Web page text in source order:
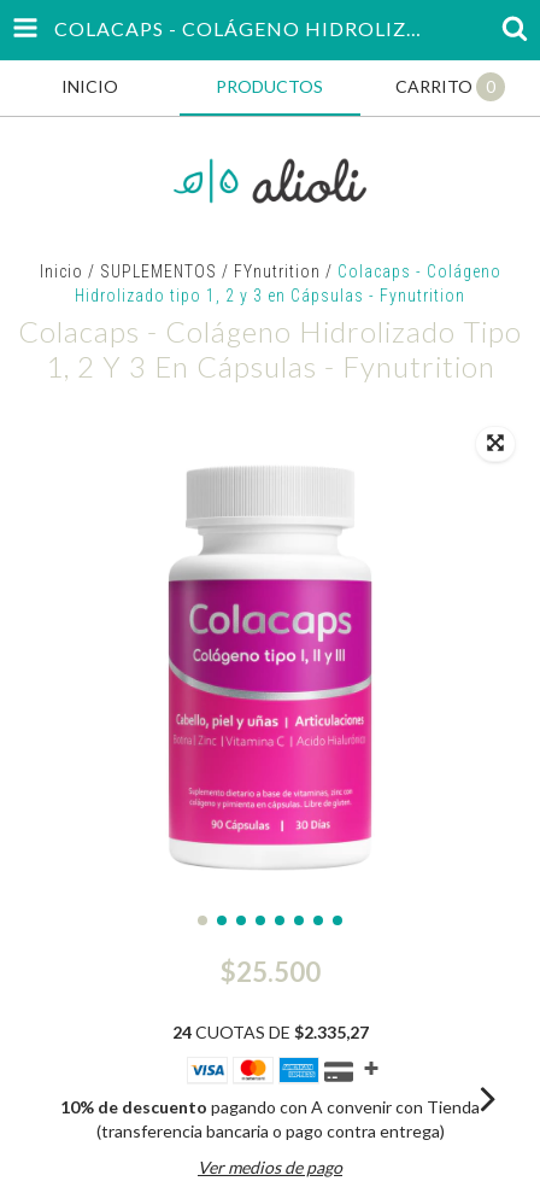
COLACAPS - COLÁGENO HIDROLIZADO TIPO 1, 2 Y 3 EN CÁPSULAS - FYNUTRITION
INICIO PRODUCTOS CARRITO 0
Inicio / SUPLEMENTOS / FYnutrition / Colacaps - Colágeno
Hidrolizado tipo 1, 2 y 3 en Cápsulas - Fynutrition
Colacaps - Colágeno Hidrolizado Tipo
1, 2 Y 3 En Cápsulas - Fynutrition
$25.500
24CUOTAS DE $2.335,27
10% de descuento pagando con A convenir con Tienda
(transferencia bancaria o pago contra entrega)
Ver medios de pago